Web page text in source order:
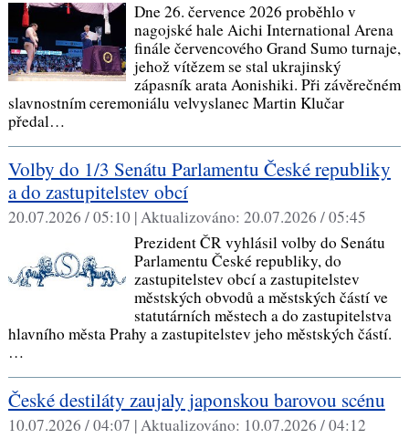
Dne 26. července 2026 proběhlo v
nagojské hale Aichi International Arena
finále červencového Grand Sumo turnaje,
jehož vítězem se stal ukrajinský
zápasník arata Aonishiki. Při závěrečném
slavnostním ceremoniálu velvyslanec Martin Klučar
předal…
Volby do 1/3 Senátu Parlamentu České republiky
a do zastupitelstev obcí
20.07.2026 / 05:10 |Aktualizováno: 20.07.2026 / 05:45
Prezident ČR vyhlásil volby do Senátu
Parlamentu České republiky, do
zastupitelstev obcí a zastupitelstev
městských obvodů a městských částí ve
statutárních městech a do zastupitelstva
hlavního města Prahy a zastupitelstev jeho městských částí.
…
České destiláty zaujaly japonskou barovou scénu
10.07.2026 / 04:07 |Aktualizováno: 10.07.2026 / 04:12